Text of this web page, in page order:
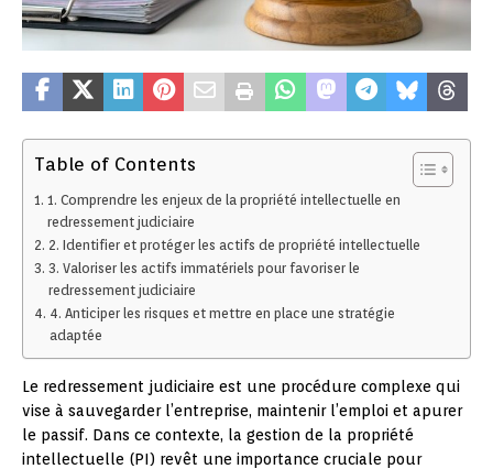
Table of Contents
1. Comprendre les enjeux de la propriété intellectuelle en
redressement judiciaire
2. Identifier et protéger les actifs de propriété intellectuelle
3. Valoriser les actifs immatériels pour favoriser le
redressement judiciaire
4. Anticiper les risques et mettre en place une stratégie
adaptée
Le redressement judiciaire est une procédure complexe qui
vise à sauvegarder l’entreprise, maintenir l’emploi et apurer
le passif. Dans ce contexte, la gestion de la propriété
intellectuelle (PI) revêt une importance cruciale pour